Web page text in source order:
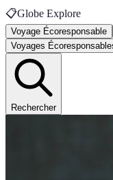
📋Globe Explore
Voyage Écoresponsable
Voyages
Rechercher